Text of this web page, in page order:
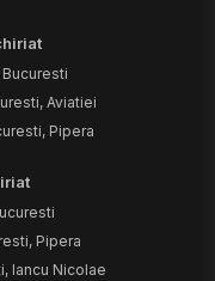
Aviatiei
Pipera
Pipera
Iancu Nicolae